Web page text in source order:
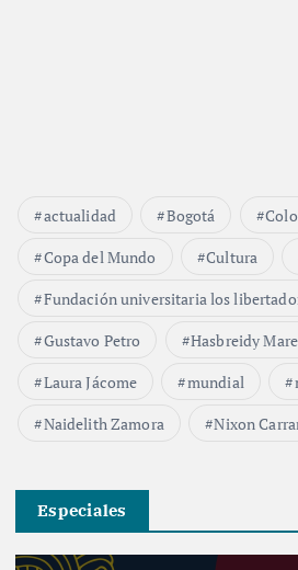
actualidad Bogotá
Copa del Mundo
Cultura
Fundación universitaria los
Gustavo Petro
Hasbreidy
Laura Jácome
mundial
Naidelith Zamora
Nixon
Especiales